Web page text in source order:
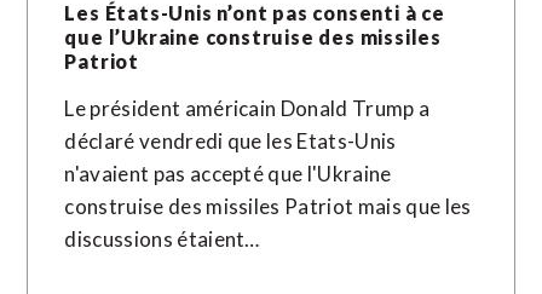
Les États-Unis n’ont pas consenti à ce
que l’Ukraine construise des missiles
Patriot
Le président américain Donald Trump a
déclaré vendredi que les Etats-Unis
n'avaient pas accepté que l'Ukraine
construise des missiles Patriot mais que les
discussions étaient…